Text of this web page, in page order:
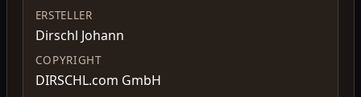
ERSTELLER
Dirschl Johann
COPYRIGHT
DIRSCHL.com GmbH